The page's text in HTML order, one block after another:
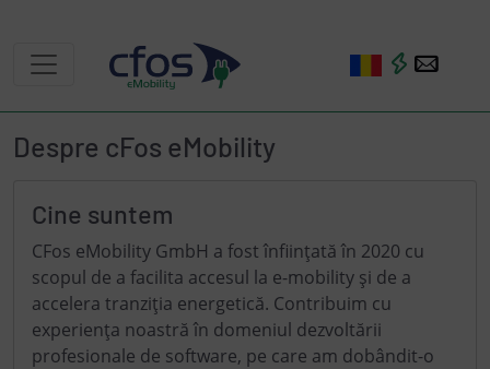
Despre cFos eMobility
Cine suntem
CFos eMobility GmbH a fost înființată în 2020 cu
scopul de a facilita accesul la e-mobility și de a
accelera tranziția energetică. Contribuim cu
experiența noastră în domeniul dezvoltării
profesionale de software, pe care am dobândit-o